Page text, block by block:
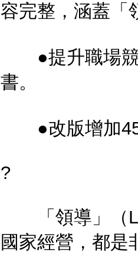
容完整，涵蓋「
●提升職場競
書。
●改版增加45
?
「領導」（
國家經營，都是